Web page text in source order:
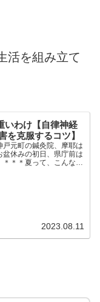
活を組み立て
いわけ【自律神経
を克服するコツ】
元町の鍼灸院、摩耶は
盆休みの初日、県庁前は
＊＊夏って、こんなに
2023.08.11